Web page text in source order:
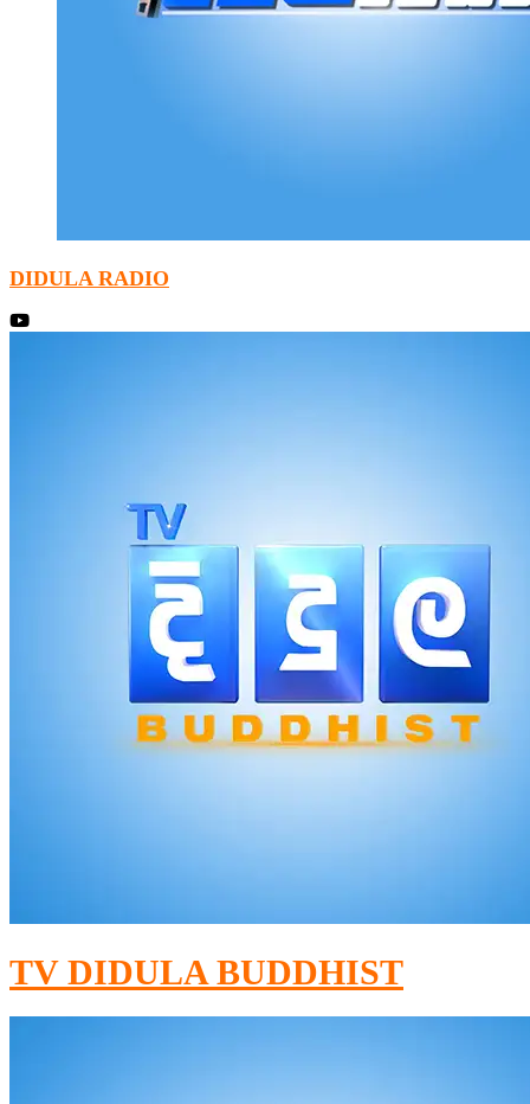
DIDULA RADIO
TV DIDULA BUDDHIST​